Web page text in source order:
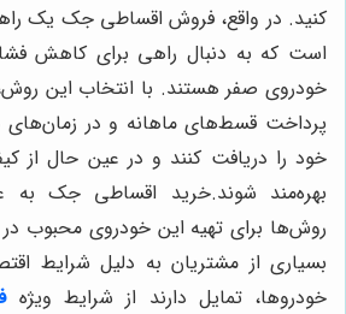
کنید. در واقع، فروش اقساطی جک یک
است که به دنبال راهی برای کاهش
خودروی صفر هستند. با انتخاب این روش،
پرداخت قسط‌های ماهانه و در زمان‌های
خود را دریافت کنند و در عین حال از
بهره‌مند شوند.خرید اقساطی جک به
روش‌ها برای تهیه این خودروی محبوب
بسیاری از مشتریان به دلیل شرایط
خودروها، تمایل دارند از شرایط ویژه